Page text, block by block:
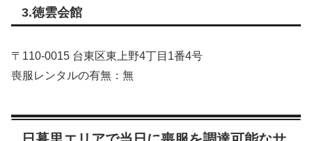
3.徳雲会館
〒110-0015 台東区東上野4丁目1番4号
喪服レンタルの有無：無